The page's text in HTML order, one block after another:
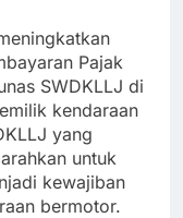
Pajak
SWDKLLJ di
kendaraan
yang
untuk
kewajiban
bermotor.